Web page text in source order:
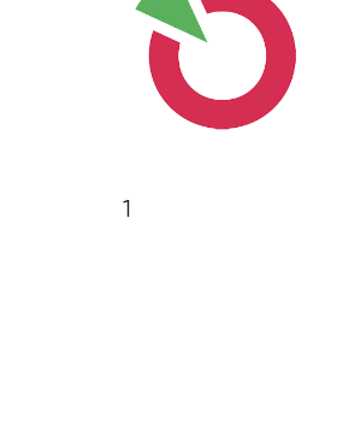
1